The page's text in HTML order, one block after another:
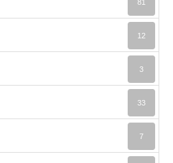
81
12
3
33
7